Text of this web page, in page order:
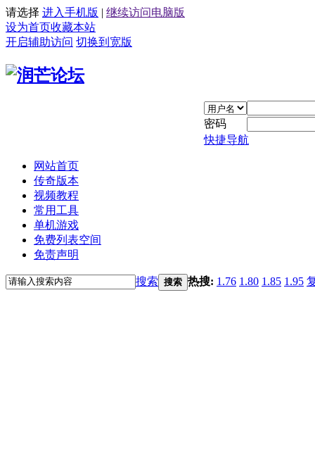
请选择 进入手机版 | 继续访问电脑版
设为首页收藏本站
开启辅助访问 切换到宽版
密码
快捷导航
网站首页
传奇版本
视频教程
常用工具
单机游戏
免费列表空间
免责声明
搜索 搜索 热搜: 1.76 1.80 1.85 1.95